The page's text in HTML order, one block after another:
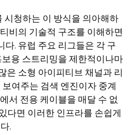
시청하는 이 방식을 의아해하
비의 기술적 구조를 이해하면
. 유럽 주요 리그들은 각 구
용 스트리밍을 제한적이나마
은 소형 아이피티브 채널과 리
여주는 검색 엔진이자 중계
서 전용 케이블을 매달 수 없
다면 이러한 인프라를 손쉽게
.